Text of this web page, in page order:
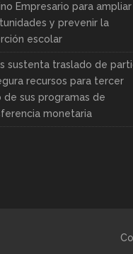
Empresario para ampliar
y prevenir la
escolar
sustenta traslado de
recursos para tercer
de sus programas de
monetaria